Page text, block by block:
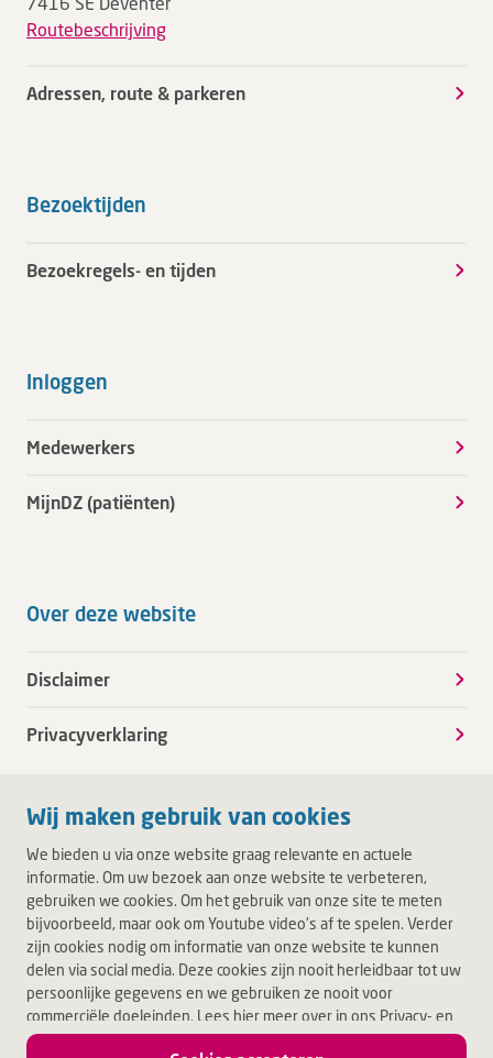
Wij maken gebruik van cookies
We bieden u via onze website graag relevante en actuele
informatie. Om uw bezoek aan onze website te verbeteren,
gebruiken we cookies. Om het gebruik van onze site te meten
bijvoorbeeld, maar ook om Youtube video's af te spelen. Verder
zijn cookies nodig om informatie van onze website te kunnen
delen via social media. Deze cookies zijn nooit herleidbaar tot uw
persoonlijke gegevens en we gebruiken ze nooit voor
commerciële doeleinden. Lees hier meer over in ons Privacy- en
Cookiebeleid. Door op Akkoord te klikken, accepteert u alle
Routebeschrijving
Adressen, route & parkeren
Bezoektijden
Bezoekregels- en tijden
Inloggen
Medewerkers
MijnDZ (patiënten)
Over deze website
Disclaimer
Privacyverklaring